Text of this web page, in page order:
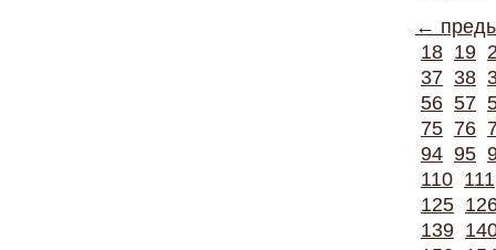
←
18 19
37 38
56 57
75 76
94 95
110 111
125
139